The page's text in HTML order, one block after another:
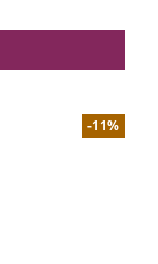
-11%